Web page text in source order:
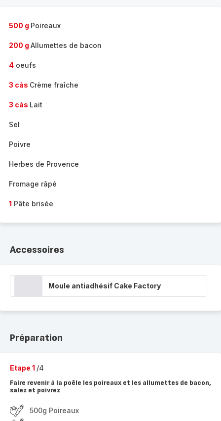
500 g Poireaux
200 g Allumettes de bacon
4 oeufs
3 càs Crème fraîche
3 càs Lait
Sel
Poivre
Herbes de Provence
Fromage râpé
1 Pâte brisée
Accessoires
Moule antiadhésif Cake Factory
Préparation
Etape 1 /4
Faire revenir à la poêle les poireaux et les allumettes de bacon,
salez et poivrez
500g Poireaux